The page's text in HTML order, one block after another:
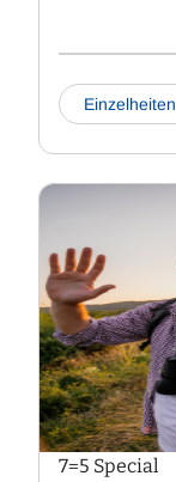
Einzelheiten
7=5 Special